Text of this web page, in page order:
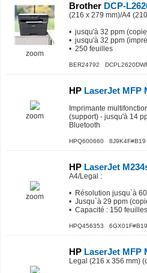
zoom
Brother DCP-
(216 x 279 mm)/A4
• jusqu'à 32 ppm
• jusqu'à 32 ppm
• 250 feuilles
BER24792
zoom
HP LaserJet MFP
Imprimante
(support) - jusqu'à 14
Bluetooth
HPQ600660 8J9K4F#B19
zoom
HP LaserJet
A4/Legal :
• Résolution jusqu`à
• Jusqu`à 29 ppm
• Capacité : 150 feuilles
HPQ456353 6GX01F#B19
HP LaserJet MFP
Legal (216 x 356 mm)